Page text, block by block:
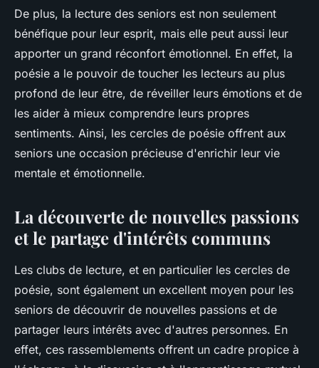
De plus, la lecture des seniors est non seulement
bénéfique pour leur esprit, mais elle peut aussi leur
apporter un grand réconfort émotionnel. En effet, la
poésie a le pouvoir de toucher les lecteurs au plus
profond de leur être, de réveiller leurs émotions et de
les aider à mieux comprendre leurs propres
sentiments. Ainsi, les cercles de poésie offrent aux
seniors une occasion précieuse d'enrichir leur vie
mentale et émotionnelle.
La découverte de nouvelles passions
et le partage d'intérêts communs
Les clubs de lecture, et en particulier les cercles de
poésie, sont également un excellent moyen pour les
seniors de découvrir de nouvelles passions et de
partager leurs intérêts avec d'autres personnes. En
effet, ces rassemblements offrent un cadre propice à